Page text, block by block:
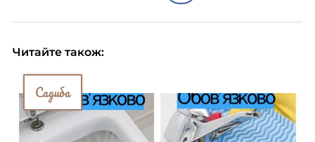
Читайте також:
Садиба